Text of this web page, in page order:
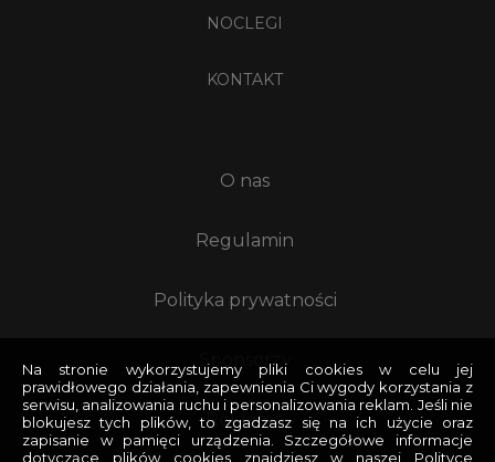
NOCLEGI
KONTAKT
O nas
Regulamin
Polityka prywatności
Sponsorzy
Reklama
Na stronie wykorzystujemy pliki cookies w celu jej
prawidłowego działania, zapewnienia Ci wygody korzystania z
serwisu, analizowania ruchu i personalizowania reklam. Jeśli nie
blokujesz tych plików, to zgadzasz się na ich użycie oraz
zapisanie w pamięci urządzenia. Szczegółowe informacje
dotyczące plików cookies znajdziesz w naszej Polityce